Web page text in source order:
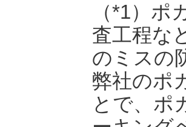
（*1）
査工程な
のミスの
弊社のポ
とで、ポ